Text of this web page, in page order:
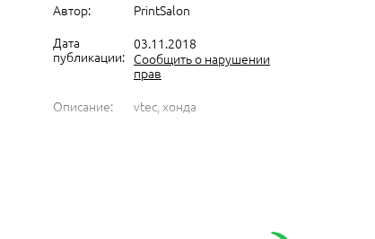
Автор:
PrintSalon
Дата
публикации:
03.11.2018
Сообщить о нарушении
прав
Описание:
vtec, хонда